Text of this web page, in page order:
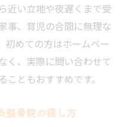
善に注目すべき理由
すすめの鍼灸整骨院
灸整骨院の施術事例
骨院の選び方を解説
近い立地や夜遅くまで受
事、育児の合間に無理な
初めての方はホームペー
く、実際に問い合わせて
ともおすすめです。
整骨院の探し方